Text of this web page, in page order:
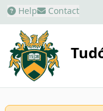
Help Contact